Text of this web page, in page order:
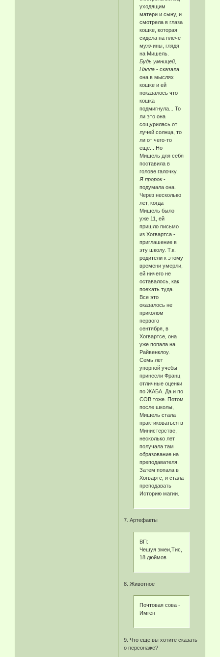
уходящим
матери и сыну, и
смотрела в глаза
кошке, которая
сидела на плече
мужчины, глядя
на Мишель.
Будь умницей,
Нэлла- сказала
она в мыслях
кошке и ей
показалось что
кошка
подмигнула... То
ли это она
сощурилась от
лучей солнца, то
ли от чего-то
еще... Но
Мишель для себя
поставила в
голове галочку.
Я пророк-
подумала она.
Через несколько
лет, когда
Мишель было
уже 11, ей
пришло письмо
из Хогвартса -
приглашение в
эту школу. Т.к.
родители к этому
времени умерли,
ей ничего не
оставалось, как
поехать туда.
Все это
оказалось не
приколом
первого
сентября, в
Хогвартсе, она
уже попала на
Райвенклоу.
Семь лет
упорной учебы
принесли Франц
отличные оценки
по ЖАБА. Да и по
СОВ тоже. Потом
после школы,
Мишель стала
практиковаться в
Министерстве,
несколько лет
получала там
образование на
преподавателя.
Затем попала в
Хогвартс, и стала
преподавать
Историю магии.
7. Артефакты
ВП:
Чешуя змеи,Тис,
18 дюймов
8. Животное
Почтовая сова -
Имген
9. Что еще вы хотите сказать
о персонаже?